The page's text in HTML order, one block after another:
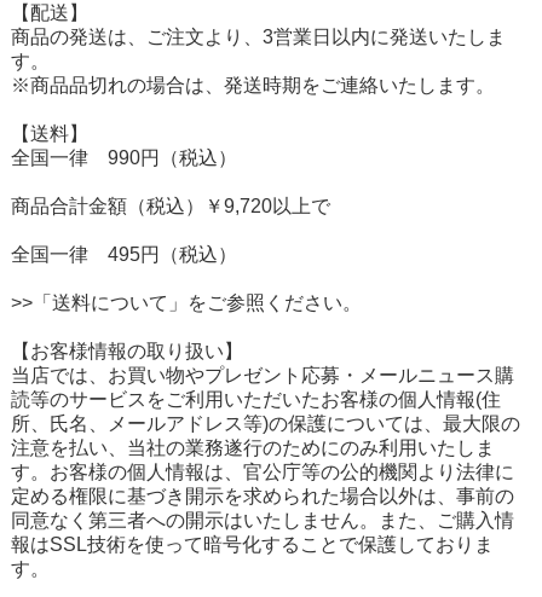
【配送】
商品の発送は、ご注文より、3営業日以内に発送いたしま
す。
※商品品切れの場合は、発送時期をご連絡いたします。
【送料】
全国一律 990円（税込）
商品合計金額（税込）￥9,720以上で
全国一律 495円（税込）
>>「送料について」をご参照ください。
【お客様情報の取り扱い】
当店では、お買い物やプレゼント応募・メールニュース購
読等のサービスをご利用いただいたお客様の個人情報(住
所、氏名、メールアドレス等)の保護については、最大限の
注意を払い、当社の業務遂行のためにのみ利用いたしま
す。お客様の個人情報は、官公庁等の公的機関より法律に
定める権限に基づき開示を求められた場合以外は、事前の
同意なく第三者への開示はいたしません。また、ご購入情
報はSSL技術を使って暗号化することで保護しておりま
す。